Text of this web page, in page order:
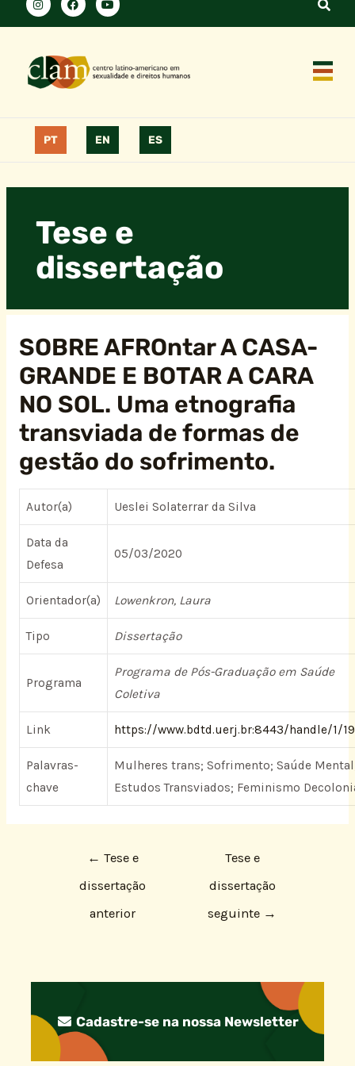
PT EN ES
Tese e
dissertação
SOBRE AFROntar A CASA-
GRANDE E BOTAR A CARA
NO SOL. Uma etnografia
transviada de formas de
gestão do sofrimento.
Autor(a) Ueslei Solaterrar da Silva
Data da
Defesa
05/03/2020
Orientador(a) Lowenkron, Laura
Tipo Dissertação
Programa
Programa de Pós-Graduação em Saúde
Coletiva
Link https://www.bdtd.uerj.br:8443/handle/1/
Palavras-
chave
Mulheres trans; Sofrimento; Saúde
Estudos Transviados; Feminismo
← Tese e
dissertação
anterior
Tese e
dissertação
seguinte →
Cadastre-se na nossa Newsletter